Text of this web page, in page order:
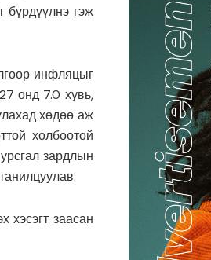
бүрдүүлнэ гэж
инфляцыг
онд 7.0 хувь,
хөдөө аж
холбоотой
зардлын
хэсэгт заасан